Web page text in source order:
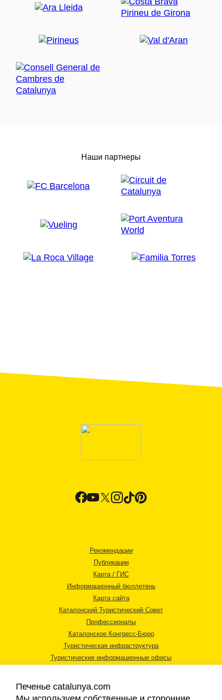
Наши партнеры
Рекомендации
Публикации
Карта / ГИС
Информационный бюллетень
Карта сайта
Каталонский Туристический Совет
Профессионалы
Каталонское Конгресс-Бюро
Туристическая инфраструктура
Туристические информационные офисы
Печенье catalunya.com